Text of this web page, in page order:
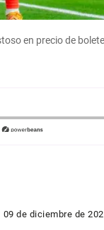
en precio de
09 de diciembre de